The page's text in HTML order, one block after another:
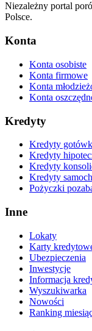
Niezależny portal
Polsce.
Konta
Konta osobiste
Konta firmowe
Konta
Konta
Kredyty
Kredyty
Kredyty
Kredyty
Kredyty
Pożyczki
Inne
Lokaty
Karty
Ubezpieczenia
Inwestycje
Informacja
Wyszukiwarka
Nowości
Ranking